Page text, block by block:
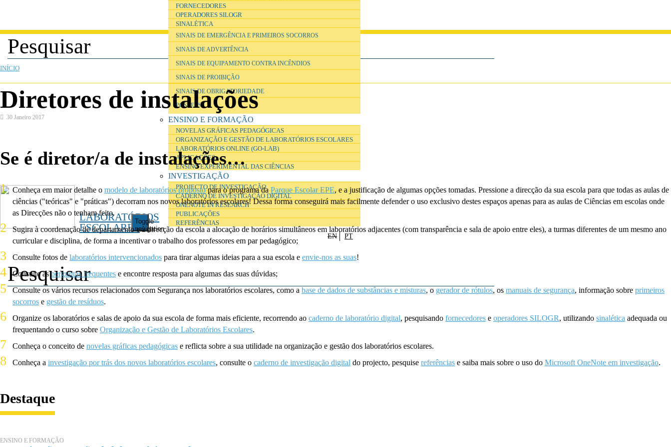
LABORATÓRIOS
ESCOLARES
Toggle
navigation
FORNECEDORES
OPERADORES SILOGR
SINALÉTICA
SINAIS DE EMERGÊNCIA E PRIMEIROS SOCORROS
SINAIS DE ADVERTÊNCIA
SINAIS DE EQUIPAMENTO CONTRA INCÊNDIOS
SINAIS DE PROIBIÇÃO
SINAIS DE OBRIGATORIEDADE
POSTERS
ENSINO E FORMAÇÃO
NOVELAS GRÁFICAS PEDAGÓGICAS
ORGANIZAÇÃO E GESTÃO DE LABORATÓRIOS ESCOLARES
LABORATÓRIOS ONLINE (GO-LAB)
APLICAÇÕES
ENSINO EXPERIMENTAL DAS CIÊNCIAS
INVESTIGAÇÃO
PROJECTO DE INVESTIGAÇÃO
CADERNO DE INVESTIGAÇÃO DIGITAL
ONENOTE IN RESEARCH
PUBLICAÇÕES
REFERÊNCIAS
EN PT
ESTÁ AQUI
INÍCIO
Diretores de instalações
30 Janeiro 2017
Se é diretor/a de instalações…
Conheça em maior detalhe o modelo de laboratórios propostopara o programa daParque Escolar EPE, e a justificação de algumas opções tomadas. Pressione a direcção da sua escola para que todas as aulas de
ciências ("teóricas" e "práticas") decorram nos novos laboratórios escolares! Dessa forma conseguirá mais facilmente defender o uso exclusivo destes espaços apenas para as aulas de Ciências em escolas onde
as Direcções não o tenham feito.
Sugira à coordenação de departamento e à direcção da escola a alocação de horários simultâneos em laboratórios adjacentes (com transparência e sala de apoio entre eles), a turmas diferentes de um mesmo ano
curricular e disciplina, de forma a incentivar o trabalho dos professores em par pedagógico;
Consulte fotos de laboratórios intervencionados para tirar algumas ideias para a sua escola e envie-nos as suas!
Consulte asperguntas frequentes e encontre resposta para algumas das suas dúvidas;
Consulte os vários recursos relacionados com Segurança nos laboratórios escolares, como a base de dados de substâncias e misturas, o gerador de rótulos, os manuais de segurança, informação sobre primeiros
socorros e gestão de resíduos.
Organize os laboratórios e salas de apoio da sua escola de forma mais eficiente, recorrendo ao caderno de laboratório digital, pesquisando fornecedores e operadores SILOGR, utilizando sinalética adequada ou
frequentando o curso sobre Organização e Gestão de Laboratórios Escolares.
Conheça o conceito de novelas gráficas pedagógicas e reflicta sobre a sua utilidade na organização e gestão dos laboratórios escolares.
Conheça a investigação por trás dos novos laboratórios escolares, consulte o caderno de investigação digital do projecto, pesquise referências e saiba mais sobre o uso do Microsoft OneNote em investigação.
Destaque
ENSINO E FORMAÇÃO